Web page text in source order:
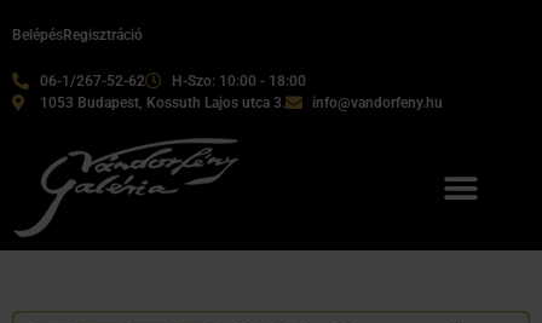
06-1/267-52-62
H-Szo: 10:00 - 18:00
1053 Budapest, Kossuth Lajos utca 3.
info@vandorfeny.hu
BelépésRegisztráció